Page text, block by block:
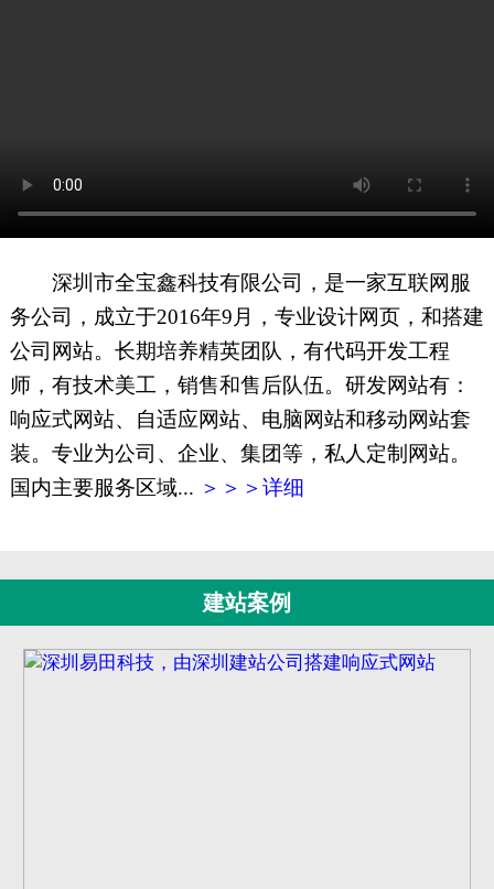
XML地图
深圳市全宝鑫科技有限公司，是一家互联网服
务公司，成立于2016年9月，专业设计网页，和搭建
公司网站。长期培养精英团队，有代码开发工程
师，有技术美工，销售和售后队伍。研发网站有：
响应式网站、自适应网站、电脑网站和移动网站套
装。专业为公司、企业、集团等，私人定制网站。
国内主要服务区域... ＞＞＞详细
建站案例